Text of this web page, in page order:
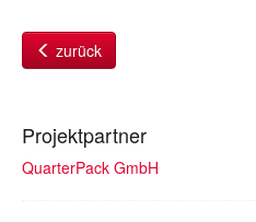
zurück
Projektpartner
QuarterPack GmbH